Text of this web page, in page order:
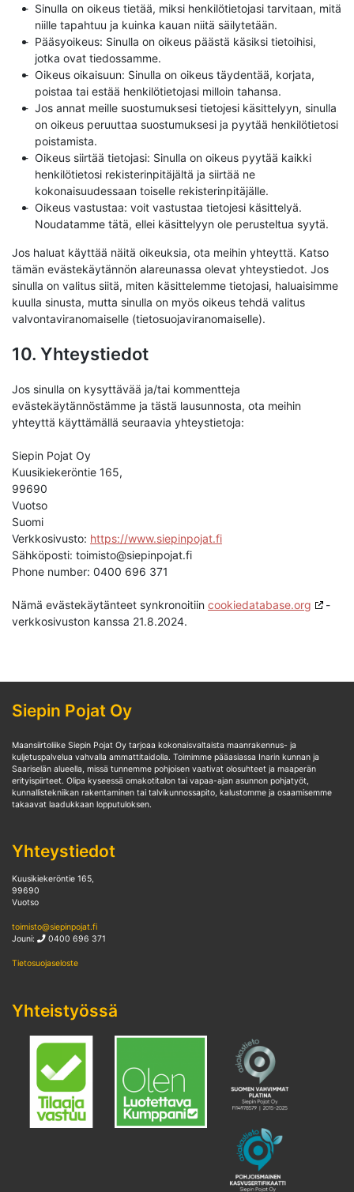
Sinulla on oikeus tietää, miksi henkilötietojasi tarvitaan, mitä
niille tapahtuu ja kuinka kauan niitä säilytetään.
Pääsyoikeus: Sinulla on oikeus päästä käsiksi tietoihisi,
jotka ovat tiedossamme.
Oikeus oikaisuun: Sinulla on oikeus täydentää, korjata,
poistaa tai estää henkilötietojasi milloin tahansa.
Jos annat meille suostumuksesi tietojesi käsittelyyn, sinulla
on oikeus peruuttaa suostumuksesi ja pyytää henkilötietosi
poistamista.
Oikeus siirtää tietojasi: Sinulla on oikeus pyytää kaikki
henkilötietosi rekisterinpitäjältä ja siirtää ne
kokonaisuudessaan toiselle rekisterinpitäjälle.
Oikeus vastustaa: voit vastustaa tietojesi käsittelyä.
Noudatamme tätä, ellei käsittelyyn ole perusteltua syytä.
Jos haluat käyttää näitä oikeuksia, ota meihin yhteyttä. Katso
tämän evästekäytännön alareunassa olevat yhteystiedot. Jos
sinulla on valitus siitä, miten käsittelemme tietojasi, haluaisimme
kuulla sinusta, mutta sinulla on myös oikeus tehdä valitus
valvontaviranomaiselle (tietosuojaviranomaiselle).
10. Yhteystiedot
Jos sinulla on kysyttävää ja/tai kommentteja
evästekäytännöstämme ja tästä lausunnosta, ota meihin
yhteyttä käyttämällä seuraavia yhteystietoja:
Siepin Pojat Oy
Kuusikiekeröntie 165,
99690
Vuotso
Suomi
Verkkosivusto: https://www.siepinpojat.fi
Sähköposti: toimisto@siepinpojat.fi
Phone number: 0400 696 371
Nämä evästekäytänteet synkronoitiin cookiedatabase.org
-
verkkosivuston kanssa 21.8.2024.
Siepin Pojat Oy
Maansiirtoliike Siepin Pojat Oy tarjoaa kokonaisvaltaista maanrakennus- ja
kuljetuspalvelua vahvalla ammattitaidolla. Toimimme pääasiassa Inarin kunnan ja
Saariselän alueella, missä tunnemme pohjoisen vaativat olosuhteet ja maaperän
erityispiirteet. Olipa kyseessä omakotitalon tai vapaa-ajan asunnon pohjatyöt,
kunnallistekniikan rakentaminen tai talvikunnossapito, kalustomme ja osaamisemme
takaavat laadukkaan lopputuloksen.
Yhteystiedot
Kuusikiekeröntie 165,
99690
Vuotso
toimisto@siepinpojat.fi
Jouni:
0400 696 371
Tietosuojaseloste
Yhteistyössä